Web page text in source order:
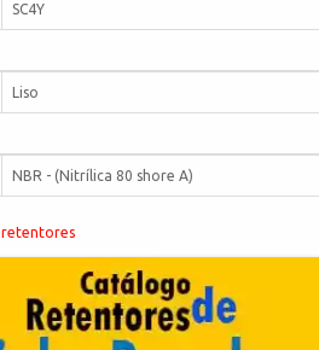
SC4Y
Liso
NBR - (Nitrílica 80 shore A)
retentores